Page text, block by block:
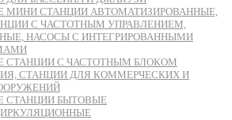
МИНИ СТАНЦИИ АВТОМАТИЗИРОВАННЫЕ,
С ЧАСТОТНЫМ УПРАВЛЕНИЕМ,
НАСОСЫ С ИНТЕГРИРОВАННЫМИ
СТАНЦИИ С ЧАСТОТНЫМ БЛОКОМ
СТАНЦИИ ДЛЯ КОММЕРЧЕСКИХ И
СТАНЦИИ БЫТОВЫЕ